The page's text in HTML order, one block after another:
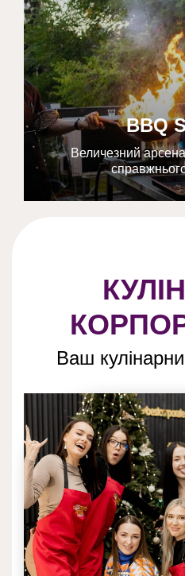
BBQ
Величезний
Ваш